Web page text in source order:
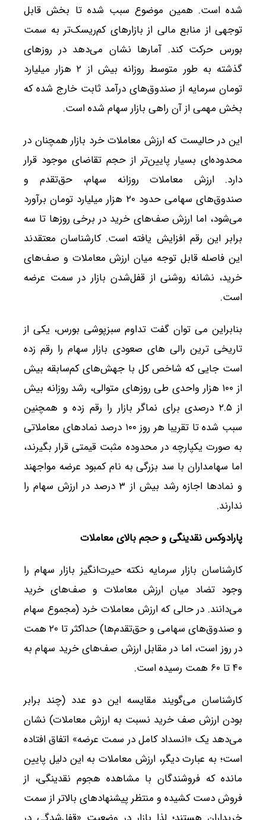
شده است. همین موضوع سبب شده تا بخش قابل
توجهی از منابع مالی از بازارهای کم‌ریسک‌تر به سمت
بورس حرکت کند. آمارها نشان می‌دهد در روزهای
گذشته به طور متوسط روزانه بیش از ۲ هزار میلیارد
تومان سرمایه از صندوق‌های درآمد ثابت خارج شده که
بخش مهمی از آن راهی بازار سهام شده است.
این در حالیست که ارزش معاملات خرد بازار همچنان در
محدوده‌ای بسیار پایین‌تر از حجم تقاضای موجود قرار
دارد. ارزش معاملات روزانه سهام، حق‌تقدم و
صندوق‌های سهامی حدود ۲۰ هزار میلیارد تومان برآورد
می‌شود، اما ارزش صف‌های خرید در برخی روزها تا سه
برابر این رقم افزایش یافته است. کارشناسان معتقدند
این فاصله قابل توجه میان ارزش معاملات و صف‌های
خرید، نشانه روشنی از قفل‌شدن بازار در سمت عرضه
است.
بنابراین می توان گفت تداوم سبزپوشی بورس، یکی از
تاریخی ترین رالی های صعودی بازار سهام را رقم زده
است جایی که شاخص کل با جهش‌های کم‌سابقه بیش
از ۱۰۰ هزار واحدی طی روزهای متوالی، رشد روزانه بیش
از ۲.۵ درصدی برای نماگر بازار را رقم زده و همچنین
سبب شده تا تقریبا هر روز ۱۰۰ درصد نمادهای معاملاتی
به صورت یکپارچه در محدوده مثبت قیمتی قرار بگیرند،
اما سهامداران با سد بزرگی به نام کمبود عرضه مواجهند
و نمادها اجازه رشد بیش از ۳ درصد در ارزش سهام را
ندارند.
پارادوکس نقدینگی و حجم بالای معاملات
کارشناسان بازار سرمایه نکته حیرت‌انگیز بازار سهام را
وجود تضاد میان ارزش معاملات و صف‌های خرید
می‌دانند. در حالی که ارزش معاملات خرد (مجموع سهام
و صندوق‌های سهامی و حق‌تقدم‌ها) حداکثر تا ۲۰ همت
در روز است، اما در مقابل ارزش صف‌های خرید سهام به
۴۰ تا ۶۰ همت رسیده است.
کارشناسان می‌گویند مقایسه این دو عدد (چند برابر
بودن ارزش صف خرید نسبت به ارزش معاملات) نشان
می‌دهد یک «انسداد کامل در سمت عرضه» اتفاق افتاده
است؛ به عبارت دیگر، ارزش معاملات به این دلیل پایین
مانده که فروشندگان با مشاهده هجوم نقدینگی، از
فروش دست کشیده و منتظر پیشنهادهای بالاتر از سمت